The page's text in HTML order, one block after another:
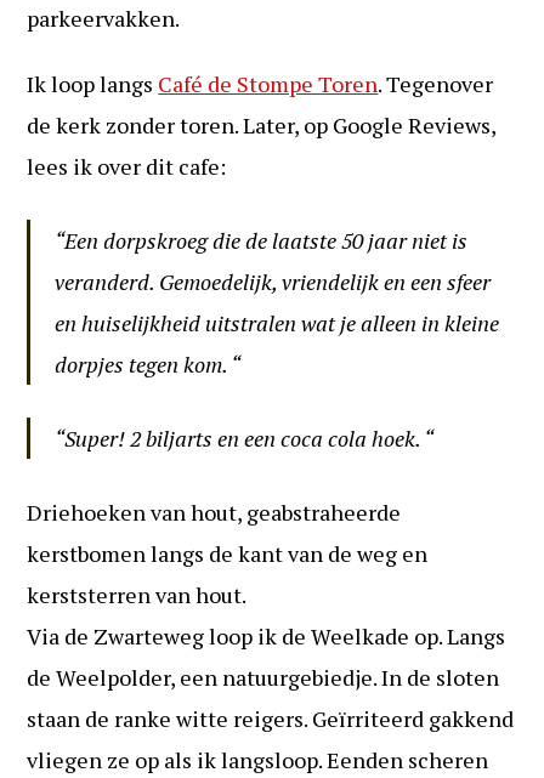
parkeervakken.
Ik loop langs Café de Stompe Toren. Tegenover
de kerk zonder toren. Later, op Google Reviews,
lees ik over dit cafe:
“Een dorpskroeg die de laatste 50 jaar niet is
veranderd. Gemoedelijk, vriendelijk en een sfeer
en huiselijkheid uitstralen wat je alleen in kleine
dorpjes tegen kom. “
“Super! 2 biljarts en een coca cola hoek. “
Driehoeken van hout, geabstraheerde
kerstbomen langs de kant van de weg en
kerststerren van hout.
Via de Zwarteweg loop ik de Weelkade op. Langs
de Weelpolder, een natuurgebiedje. In de sloten
staan de ranke witte reigers. Geïrriteerd gakkend
vliegen ze op als ik langsloop. Eenden scheren